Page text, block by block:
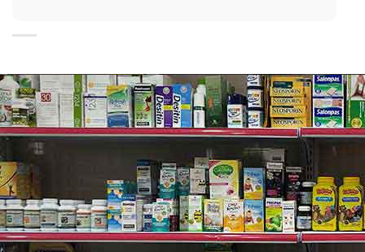
một yếu tố thuận lợi gây ra viêm nang lông. Bệnh nhân
lông hơn những người khác.
Để phòng ngừa viêm nang lông bạn cần vệ sinh thân
thể thường xuyên, tắm gội bằng những loại sản phẩm
thích hợp với loại da của mình, nếu bạn thuộc da nhờn,
dễ đổ mồ hôi, hãy chọn những sản phẩm giảm sự tiết
nhờn, giữ da luôn được khô thoáng vào mùa hè. Tăng
cường bổ sung các vitamin nhóm B, đồng thời giảm ăn
các chất bột, đường.